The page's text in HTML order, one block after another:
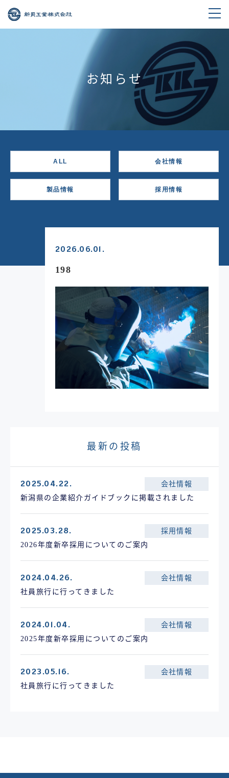
お知らせ
ALL 会社情報
製品情報 採用情報
2026.06.01.
198
最新の投稿
2025.04.22.
会社情報
新潟県の企業紹介ガイドブックに掲載されました
2025.03.28.
採用情報
2026年度新卒採用についてのご案内
2024.04.26.
会社情報
社員旅行に行ってきました
2024.01.04.
会社情報
2025年度新卒採用についてのご案内
2023.05.16.
会社情報
社員旅行に行ってきました